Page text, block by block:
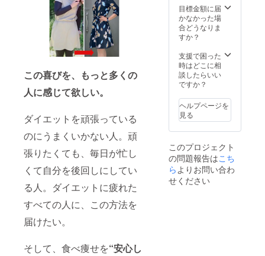
この喜びを、もっと多くの
人に感じて欲しい。
ダイエットを頑張っている
のにうまくいかない人。頑
張りたくても、毎日が忙し
くて自分を後回しにしてい
る人。ダイエットに疲れた
すべての人に、この方法を
届けたい。
そして、食べ痩せを“安心し
月以内
にサー
ビス開
ます
レッチ
ポール
の発送
には数
る場合
があり
ます。
レッス
の視聴
制限は
なし。
・商品
ズ：長
さ
98cm×
直径
15cm
には随
時対
応。好
きな食
我慢す
ること
な
く、“自
きにな
れる身
体”を一
緒に目
す。 今
回だけ
の特別
プラン
とし
目標金額に届
かなかった場
合どうなりま
すか？
支援で困った
時はどこに相
談したらいい
ですか？
ヘルプページを
見る
このプロジェクト
の問題報告はこち
らよりお問い合わ
せください